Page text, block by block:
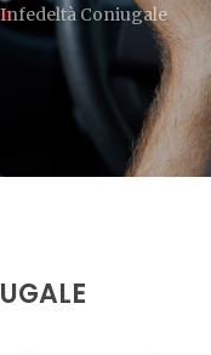
Infedeltà Coniugale